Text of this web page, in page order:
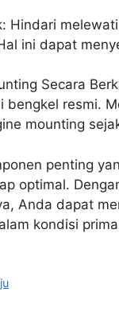
Hindari
ini dapat
Secara
bengkel resmi.
mounting
penting
optimal.
Anda dapat
kondisi